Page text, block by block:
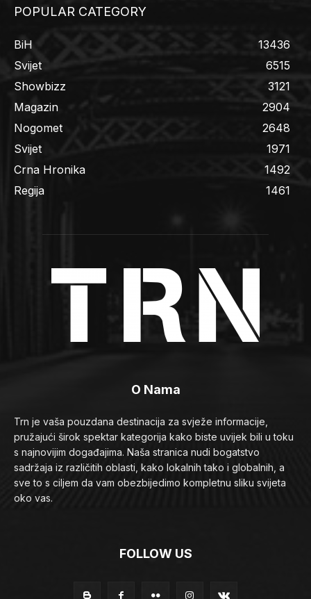
POPULAR CATEGORY
BiH
13436
Svijet
6515
Showbizz
3121
Magazin
2904
Nogomet
2648
Svijet
1971
Crna Hronika
1492
Regija
1461
O Nama
Trn je vaša pouzdana destinacija za svježe informacije,
pružajući širok spektar kategorija kako biste uvijek bili u toku
s najnovijim događajima. Naša stranica nudi bogatstvo
sadržaja iz različitih oblasti, kako lokalnih tako i globalnih, a
sve to s ciljem da vam obezbijedimo kompletnu sliku svijeta
oko vas.
FOLLOW US